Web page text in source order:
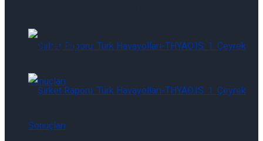
Şirket Raporu: Türk Havayolları-
Sonuçları